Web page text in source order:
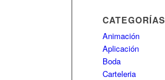
CATEGORÍAS
Animación
Aplicación
Boda
Carteleria